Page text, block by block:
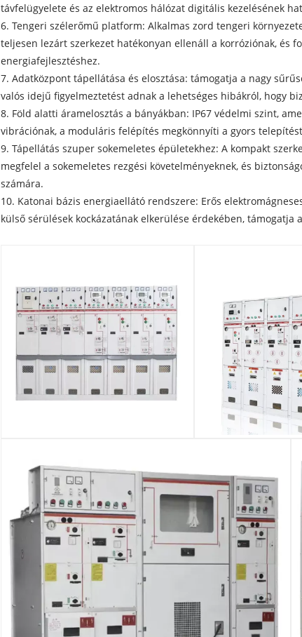
távfelügyelete és az elektromos hálózat digitális kezelésének
6. Tengeri szélerőmű platform: Alkalmas zord tengeri
teljesen lezárt szerkezet hatékonyan ellenáll a korróziónak, és
energiafejlesztéshez.
7. Adatközpont tápellátása és elosztása: támogatja a nagy
valós idejű figyelmeztetést adnak a lehetséges hibákról, hogy
8. Föld alatti áramelosztás a bányákban: IP67 védelmi szint,
vibrációnak, a moduláris felépítés megkönnyíti a gyors
9. Tápellátás szuper sokemeletes épületekhez: A kompakt
megfelel a sokemeletes rezgési követelményeknek, és
számára.
10. Katonai bázis energiaellátó rendszere: Erős
külső sérülések kockázatának elkerülése érdekében,